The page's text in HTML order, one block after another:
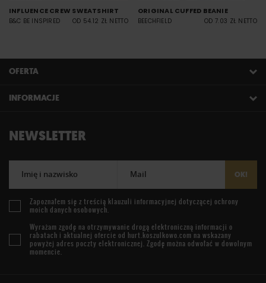
INFLUENCE CREW SWEATSHIRT
B&C BE INSPIRED OD 54.12 ZŁ NETTO
ORIGINAL CUFFED BEANIE
BEECHFIELD OD 7.03 ZŁ NETTO
OFERTA
INFORMACJE
NEWSLETTER
Imię i nazwisko Mail OK!
Zapoznałem się z treścią klauzuli informacyjnej dotyczącej ochrony
moich danych osobowych.
Wyrażam zgodę na otrzymywanie drogą elektroniczną informacji o
rabatach i aktualnej ofercie od hurt.koszulkowo.com na wskazany
powyżej adres poczty elektronicznej. Zgodę można odwołać w dowolnym
momencie.